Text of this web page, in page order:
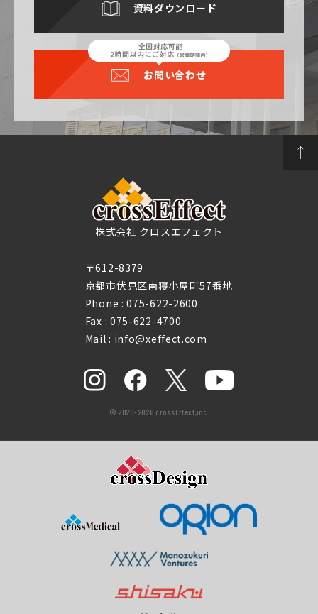
資料ダウンロード
お問い合わせ
株式会社 クロスエフェクト
〒612-8379
京都市伏見区南寝小屋町57番地
Phone :075-622-2600
Fax : 075-622-4700
Mail : info@xeffect.com
© 2020-2026 crossEffect,inc.